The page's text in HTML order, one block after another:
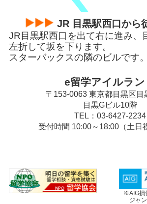
JR 目黒駅西口から
JR目黒駅西口を出て右に進み、
左折して坂を下ります。
スターバックスの隣のビルです。
e留学アイルラン
〒153-0063 東京都目黒区目
目黒Gビル10階
TEL：03-6427-2234
受付時間 10:00～18:00（土日
※AIG損
ジャ